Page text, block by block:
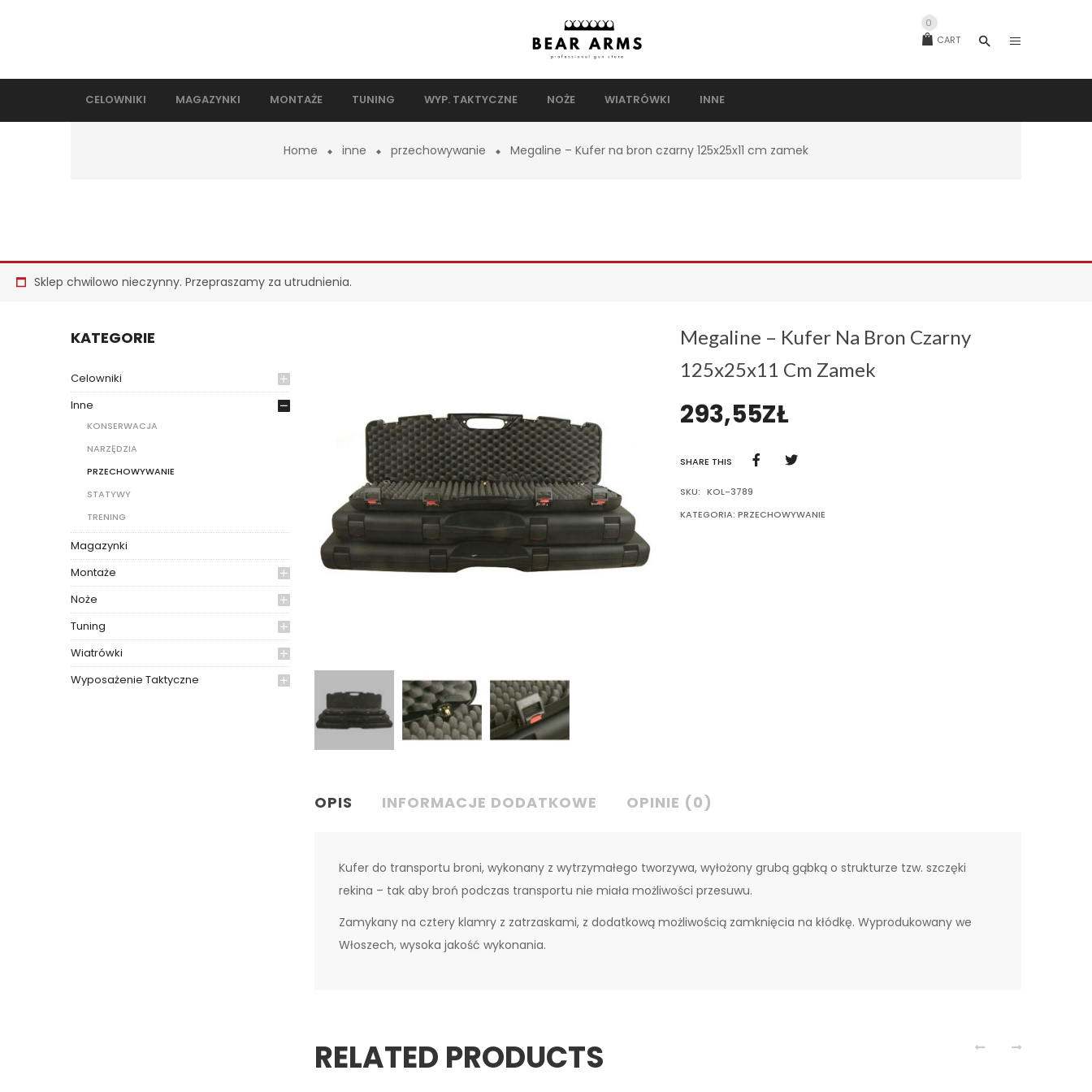
CART
0
CELOWNIKI MAGAZYNKI MONTAŻE TUNING WYP. TAKTYCZNE NOŻE WIATRÓWKI INNE
Home inne przechowywanie Megaline – Kufer na bron czarny 125x25x11 cm zamek
Sklep chwilowo nieczynny. Przepraszamy za utrudnienia.
KATEGORIE
Celowniki
Inne
KONSERWACJA
NARZĘDZIA
PRZECHOWYWANIE
STATYWY
TRENING
Magazynki
Montaże
Noże
Tuning
Wiatrówki
Wyposażenie Taktyczne
Megaline – Kufer Na Bron Czarny
125x25x11 Cm Zamek
293,55ZŁ
SHARE THIS
SKU: KOL-3789
KATEGORIA: PRZECHOWYWANIE
OPIS INFORMACJE DODATKOWE OPINIE (0)
Kufer do transportu broni, wykonany z wytrzymałego tworzywa, wyłożony grubą gąbką o strukturze tzw. szczęki
rekina – tak aby broń podczas transportu nie miała możliwości przesuwu.
Zamykany na cztery klamry z zatrzaskami, z dodatkową możliwością zamknięcia na kłódkę. Wyprodukowany we
Włoszech, wysoka jakość wykonania.
RELATED PRODUCTS